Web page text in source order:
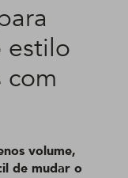
estilo
volume,
de mudar o